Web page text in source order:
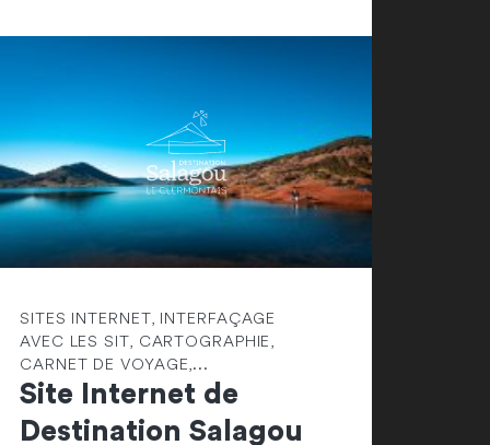
SITES INTERNET, INTERFAÇAGE
AVEC LES SIT, CARTOGRAPHIE,
CARNET DE VOYAGE,...
Site Internet de
Destination Salagou